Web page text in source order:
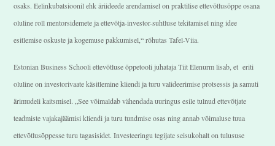
osaks. Eelinkubatsioonil ehk äriideede arendamisel on praktilise ettevõtlusõppe osana
oluline roll mentorsidemete ja ettevõtja-investor-suhtluse tekitamisel ning idee
esitlemise oskuste ja kogemuse pakkumisel,“ rõhutas Tafel-Viia.
Estonian Business Schooli ettevõtluse õppetooli juhataja Tiit Elenurm lisab, et eriti
oluline on investorivaate käsitlemine kliendi ja turu valideerimise protsessis ja samuti
ärimudeli kaitsmisel. „See võimaldab vähendada uuringus esile tulnud ettevõtjate
teadmiste vajakajäämisi kliendi ja turu tundmise osas ning annab võimaluse tuua
ettevõtlusõppesse turu tagasisidet. Investeeringu tegijate seisukohalt on tulususe